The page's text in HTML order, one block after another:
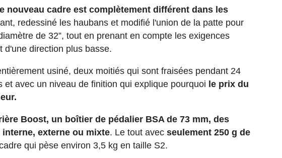
nouveau cadre est complètement différent dans les
redessiné les haubans et modifié l'union de la patte pour
de 32”, tout en prenant en compte les exigences
d'une direction plus basse.
usiné, deux moitiés qui sont fraisées pendant 24
avec un niveau de finition qui explique pourquoi le prix du
Boost, un boîtier de pédalier BSA de 73 mm, des
externe ou mixte. Le tout avec seulement 250 g de
qui pèse environ 3,5 kg en taille S2.